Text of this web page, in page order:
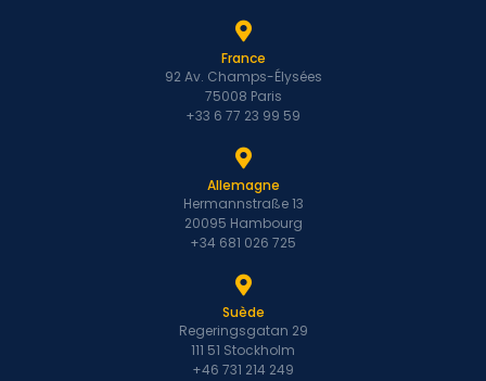
France
92 Av. Champs-Élysées
75008 Paris
+33 6 77 23 99 59
Allemagne
Hermannstraße 13
20095 Hambourg
+34 681 026 725
Suède
Regeringsgatan 29
111 51 Stockholm
+46 731 214 249